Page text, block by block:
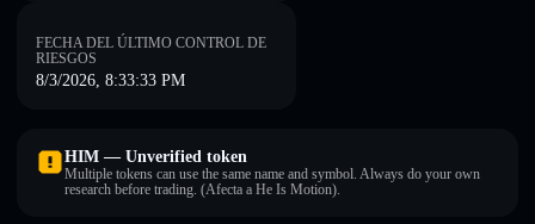
FECHA DEL ÚLTIMO CONTROL DE
RIESGOS
8/3/2026, 8:33:33 PM
HIM — Unverified token
Multiple tokens can use the same name and symbol. Always do your own
research before trading. (Afecta a He Is Motion).